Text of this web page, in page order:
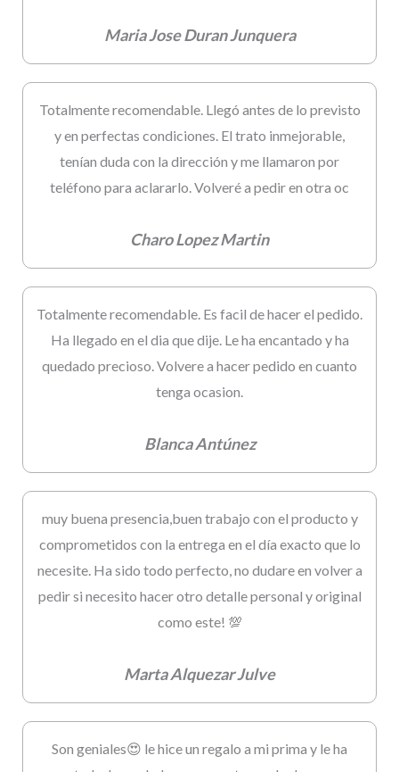
Maria Jose Duran Junquera
Totalmente recomendable. Llegó antes de lo previsto
y en perfectas condiciones. El trato inmejorable,
tenían duda con la dirección y me llamaron por
teléfono para aclararlo. Volveré a pedir en otra oc
Charo Lopez Martin
Totalmente recomendable. Es facil de hacer el pedido.
Ha llegado en el dia que dije. Le ha encantado y ha
quedado precioso. Volvere a hacer pedido en cuanto
tenga ocasion.
Blanca Antúnez
muy buena presencia,buen trabajo con el producto y
comprometidos con la entrega en el día exacto que lo
necesite. Ha sido todo perfecto, no dudare en volver a
pedir si necesito hacer otro detalle personal y original
como este! 💯
Marta Alquezar Julve
Son geniales😍 le hice un regalo a mi prima y le ha